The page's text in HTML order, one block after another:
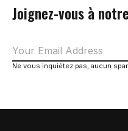
Joignez-vous à
Ne vous inquiétez pas, aucun